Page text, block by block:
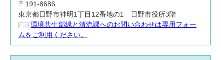
〒191-8686
東京都日野市神明1丁目12番地の1 日野市役所3階
環境共生部緑と清流課へのお問い合わせは専用フォー
ムをご利用ください。